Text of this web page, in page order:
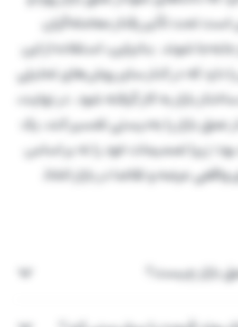
تحت تأثیر رفتار معامله‌گران
شوند. بنابراین، استفاده از این
دارد که در کنار سایر روش‌های تحلیلی
بازار به کار گرفته شود. در نهایت،
عمق بازار را به‌درستی تفسیر کند، یک
زیرا تصمیمات خود را نه بر اساس
عرضه و تقاضا در بازار اتخاذ
بازار چیست؟